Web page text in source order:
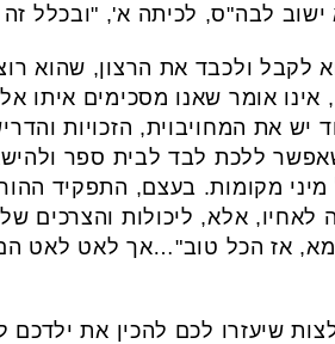
ישוב לבה"ס, לכיתה א', "ובכלל
לקבל ולכבד את הרצון, שהוא
אינו אומר שאנו מסכימים איתו
יש את המחויבוית, הזכויות
ללכת לבד לבית ספר
מיני מקומות. בעצם, התפקיד
לאחיו, אלא, ליכולות והצרכים
אז הכל טוב"…אך לאט לאט הם
שיעזרו לכם להכין את